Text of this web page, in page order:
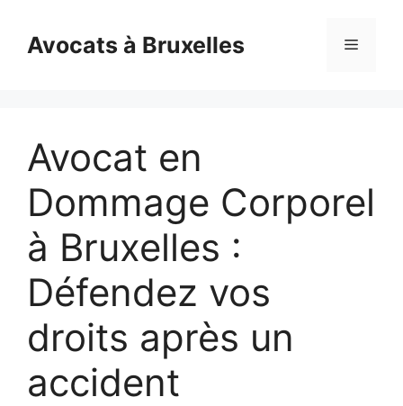
contentAvocats à Bruxelles Menu
Avocat en
Dommage Corporel
à Bruxelles :
Défendez vos
droits après un
accident